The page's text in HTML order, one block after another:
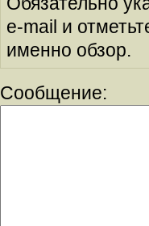
e-mail и
именно обзор.
Сообщение: